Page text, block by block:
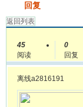
回复
返回列表
45
阅读
0
回复
离线a2816191